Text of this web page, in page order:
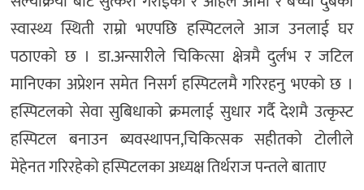
स्वास्थ्य स्थिती राम्रो भएपछि हस्पिटलले आज उनलाई घर
पठाएको छ । डा.अन्सारीले चिकित्सा क्षेत्रमै दुर्लभ र जटिल
मानिएका अप्रेशन समेत निसर्ग हस्पिटलमै गरिरहनु भएको छ ।
हस्पिटलको सेवा सुबिधाको क्रमलाई सुधार गर्दै देशमै उत्कृस्ट
हस्पिटल बनाउन ब्यवस्थापन,चिकित्सक सहीतको टोलीले
मेहेनत गरिरहेको हस्पिटलका अध्यक्ष तिर्थराज पन्तले बाताए